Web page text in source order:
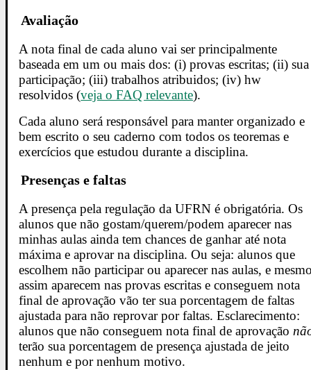
Avaliação
A nota final de cada aluno vai ser principalmente
baseada em um ou mais dos: (i) provas escritas; (ii) sua
participação; (iii) trabalhos atribuidos; (iv) hw
resolvidos (veja o FAQ relevante).
Cada aluno será responsável para manter organizado e
bem escrito o seu caderno com todos os teoremas e
exercícios que estudou durante a disciplina.
Presenças e faltas
A presença pela regulação da UFRN é obrigatória. Os
alunos que não gostam/querem/podem aparecer nas
minhas aulas ainda tem chances de ganhar até nota
máxima e aprovar na disciplina. Ou seja: alunos que
escolhem não participar ou aparecer nas aulas, e
assim aparecem nas provas escritas e conseguem nota
final de aprovação vão ter sua porcentagem de faltas
ajustada para não reprovar por faltas. Esclarecimento:
alunos que não conseguem nota final de aprovação
terão sua porcentagem de presença ajustada de jeito
nenhum e por nenhum motivo.